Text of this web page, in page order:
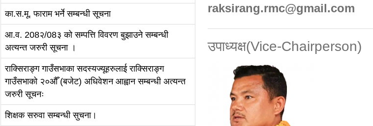
का.स.मू. फाराम भर्ने सम्बन्धी सूचना
आ.व. 208२/08३ को सम्पत्ति विवरण बुझाउने सम्बन्धी
अत्यन्त जरुरी सूचना ।
राक्सिराङ्ग गाउँसभाका सदस्यज्यूहरुलाई राक्सिराङ्ग
गाउँसभाको २०औँ (बजेट) अधिवेशन आह्वान सम्बन्धी अत्यन्त
जरुरी सूचनः
शिक्षक सरुवा सम्बन्धी सुचना।
raksirang.rmc@gmail.com
उपाध्यक्ष(Vice-Chairperson)